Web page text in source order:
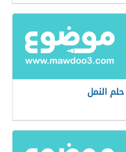
حلم النمل